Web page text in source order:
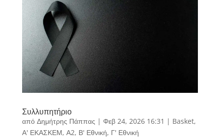
Συλλυπητήριο
από Δημήτρης Πάππας | Φεβ 24, 2026 16:31 | Basket,
Α' ΕΚΑΣΚΕΜ, Α2, Β' Εθνική, Γ' Εθνική